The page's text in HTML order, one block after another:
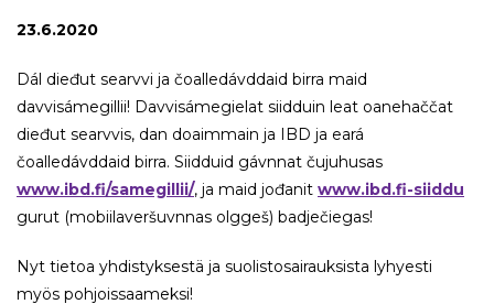
23.6.2020
Dál dieđut searvvi ja čoalledávddaid birra maid
davvisámegillii! Davvisámegielat siidduin leat oanehaččat
dieđut searvvis, dan doaimmain ja IBD ja eará
čoalledávddaid birra. Siidduid gávnnat čujuhusas
www.ibd.fi/samegillii/, ja maid jođanit www.ibd.fi-siiddu
gurut (mobiilaveršuvnnas olggeš) badječiegas!
Nyt tietoa yhdistyksestä ja suolistosairauksista lyhyesti
myös pohjoissaameksi!